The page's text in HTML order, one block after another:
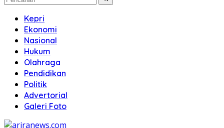
Kepri
Ekonomi
Nasional
Hukum
Olahraga
Pendidikan
Politik
Advertorial
Galeri Foto